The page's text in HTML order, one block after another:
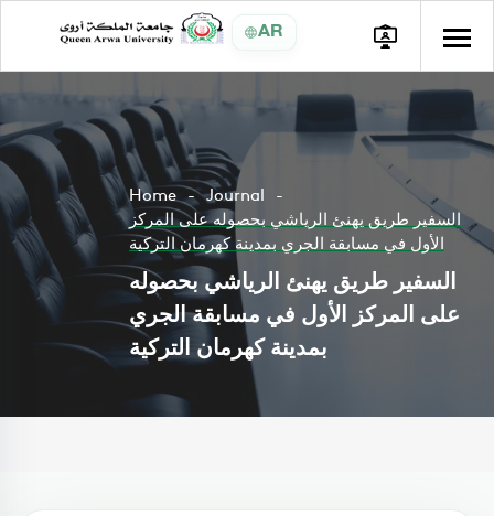
AR
Home
Journal
السفير طريق يهنئ الرياشي بحصوله على المركز
الأول في مسابقة الجري بمدينة كهرمان التركية
السفير طريق يهنئ الرياشي بحصوله
على المركز الأول في مسابقة الجري
بمدينة كهرمان التركية